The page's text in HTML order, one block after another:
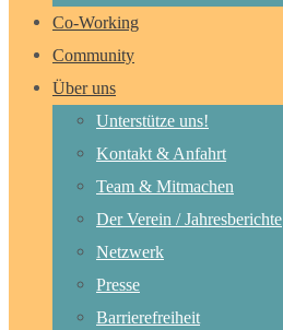
Co-Working
Community
Über uns
Unterstütze uns!
Kontakt & Anfahrt
Team & Mitmachen
Der Verein / Jahresberichte
Netzwerk
Presse
Barrierefreiheit